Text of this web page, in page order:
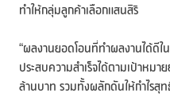
ทำให้กลุ่มลูกค้าเลือกแสนสิริ
“ผลงานยอดโอนที่ทำผลงานได้ดีใ
ประสบความสำเร็จได้ตามเป้าหม
ล้านบาท รวมทั้งผลักดันให้กำไรสุ